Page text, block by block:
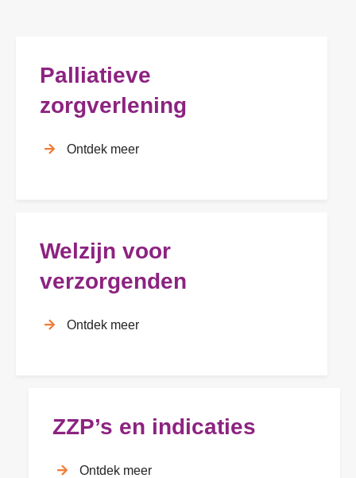
Palliatieve
zorgverlening
Ontdek meer
Welzijn voor
verzorgenden
Ontdek meer
ZZP’s en indicaties
Ontdek meer